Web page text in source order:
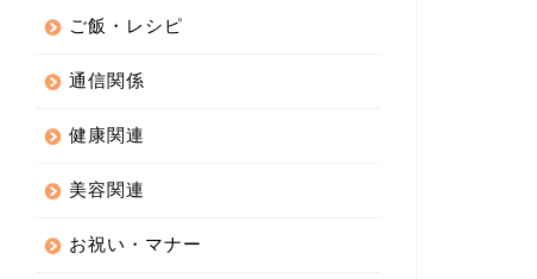
ご飯・レシピ
通信関係
健康関連
美容関連
お祝い・マナー